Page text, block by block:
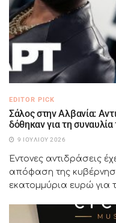
EDITOR PICK
Σάλος στην Αλβανία:
δόθηκαν για τη
9 ΙΟΥΛΊΟΥ 2026
Έντονες αντιδράσεις
απόφαση της
εκατομμύρια ευρώ για